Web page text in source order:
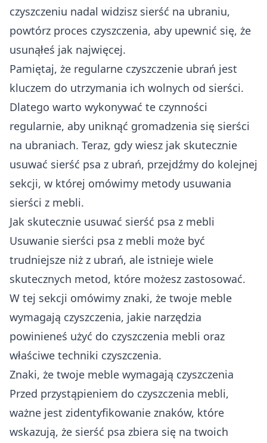
czyszczeniu nadal widzisz sierść na ubraniu,
powtórz proces czyszczenia, aby upewnić się, że
usunąłeś jak najwięcej.
Pamiętaj, że regularne czyszczenie ubrań jest
kluczem do utrzymania ich wolnych od sierści.
Dlatego warto wykonywać te czynności
regularnie, aby uniknąć gromadzenia się sierści
na ubraniach. Teraz, gdy wiesz jak skutecznie
usuwać sierść psa z ubrań, przejdźmy do kolejnej
sekcji, w której omówimy metody usuwania
sierści z mebli.
Jak skutecznie usuwać sierść psa z mebli
Usuwanie sierści psa z mebli może być
trudniejsze niż z ubrań, ale istnieje wiele
skutecznych metod, które możesz zastosować.
W tej sekcji omówimy znaki, że twoje meble
wymagają czyszczenia, jakie narzędzia
powinieneś użyć do czyszczenia mebli oraz
właściwe techniki czyszczenia.
Znaki, że twoje meble wymagają czyszczenia
Przed przystąpieniem do czyszczenia mebli,
ważne jest zidentyfikowanie znaków, które
wskazują, że sierść psa zbiera się na twoich